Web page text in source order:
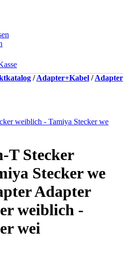
/Adapter+Kabel /Adapter
T Stecker
Stecker we
Adapter
weiblich -
wei